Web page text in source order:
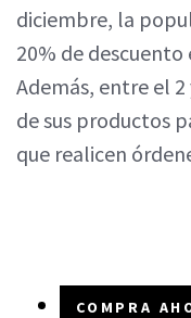
diciembre, la
20% de
Además, entre el
de sus productos
que realicen
COMPRA